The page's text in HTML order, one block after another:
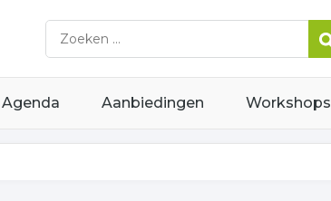
Agenda Aanbiedingen Workshops